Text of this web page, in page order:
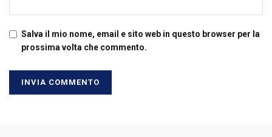
Salva il mio nome, email e sito web in questo browser per la
prossima volta che commento.